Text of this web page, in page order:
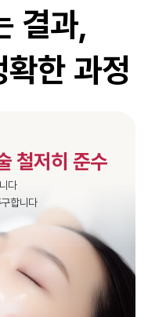
결과,
한 과정
철저히 준수
다
합니다